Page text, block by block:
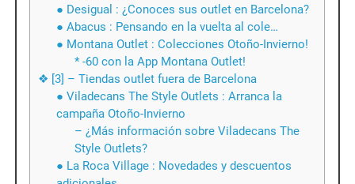
● Desigual : ¿Conoces sus outlet en Barcelona?
● Abacus : Pensando en la vuelta al cole…
● Montana Outlet : Colecciones Otoño-Invierno!
* -60 con la App Montana Outlet!
❖ [3] – Tiendas outlet fuera de Barcelona
● Viladecans The Style Outlets : Arranca la
campaña Otoño-Invierno
– ¿Más información sobre Viladecans The
Style Outlets?
● La Roca Village : Novedades y descuentos